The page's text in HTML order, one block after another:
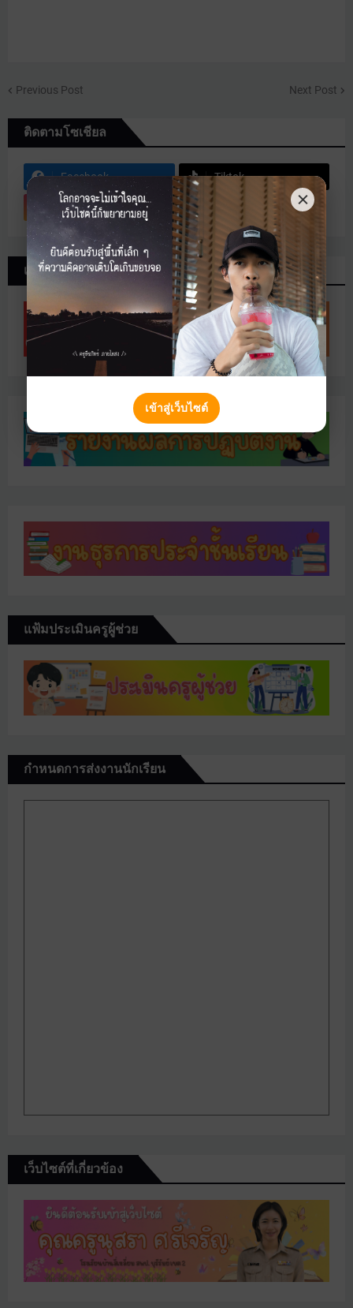
Previous Post Next Post
ติดตามโซเชียล
Facebook Tiktok
Instagram
เอกสาร
แฟ้มประเมินครูผู้ช่วย
กำหนดการส่งงานนักเรียน
เว็บไซต์ที่เกี่ยวข้อง
เข้าสู่เว็บไซต์